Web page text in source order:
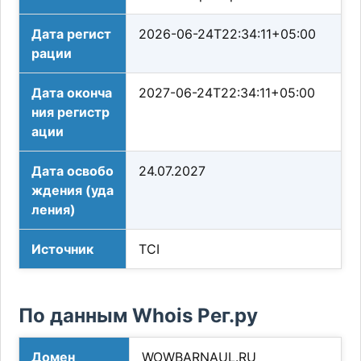
Дата регист
рации
2026-06-24T22:34:11+05:00
Дата оконча
ния регистр
ации
2027-06-24T22:34:11+05:00
Дата освобо
ждения (уда
ления)
24.07.2027
Источник TCI
По данным Whois Рег.ру
Домен WOWBARNAUL.RU